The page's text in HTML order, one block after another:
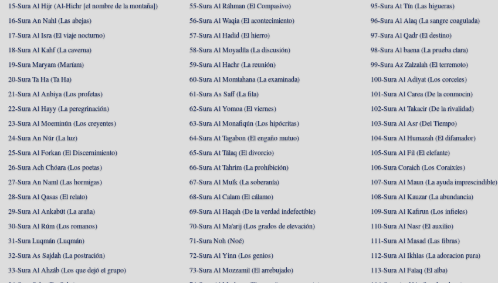
15-Sura Al Hijr (Al-Hichr [el nombre de la montaña])
16-Sura An Nahl (Las abejas)
17-Sura Al Isra (El viaje nocturno)
18-Sura Al Kahf (La caverna)
19-Sura Maryam (Maríam)
20-Sura Ta Ha (Ta Ha)
21-Sura Al Anbiya (Los profetas)
22-Sura Al Hayy (La peregrinación)
23-Sura Al Moeminún (Los creyentes)
24-Sura An Núr (La luz)
25-Sura Al Forkan (El Discernimiento)
26-Sura Ach Chóara (Los poetas)
27-Sura An Naml (Las hormigas)
28-Sura Al Qasas (El relato)
29-Sura Al Ankabút (La araña)
30-Sura Al Rúm (Los romanos)
31-Sura Luqmán (Luqmán)
32-Sura As Sajdah (La postración)
33-Sura Al Ahzáb (Los que dejó el grupo)
55-Sura Al Ráhman (El Compasivo)
56-Sura Al Waqia (El acontecimiento)
57-Sura Al Hadid (El hierro)
58-Sura Al Moyadíla (La discusión)
59-Sura Al Hachr (La reunión)
60-Sura Al Momtahana (La examinada)
61-Sura As Saff (La fila)
62-Sura Al Yomoa (El viernes)
63-Sura Al Monafiqún (Los hipócritas)
64-Sura At Tagabon (El engaño mutuo)
65-Sura At Tálaq (El divorcio)
66-Sura At Tahrim (La prohibición)
67-Sura Al Mulk (La soberanía)
68-Sura Al Calam (El cálamo)
69-Sura Al Haqah (De la verdad indefectible)
70-Sura Al Ma'arij (Los grados de elevación)
71-Sura Noh (Noé)
72-Sura Al Yinn (Los genios)
73-Sura Al Mozzamil (El arrebujado)
95-Sura At Tín (Las higueras)
96-Sura Al Alaq (La sangre coagulada)
97-Sura Al Qadr (El destino)
98-Sura Al baena (La prueba clara)
99-Sura Az Zalzalah (El terremoto)
100-Sura Al Adiyat (Los corceles)
101-Sura Al Carea (De la conmocin)
102-Sura At Takacir (De la rivalidad)
103-Sura Al Asr (Del Tiempo)
104-Sura Al Humazah (El difamador)
105-Sura Al Fil (El elefante)
106-Sura Coraich (Los Coraixíes)
107-Sura Al Maun (La ayuda imprescindible)
108-Sura Al Kauzar (La abundancia)
109-Sura Al Kafirun (Los infieles)
110-Sura Al Nasr (El auxilio)
111-Sura Al Masad (Las fibras)
112-Sura Al Ikhlas (La adoracion pura)
113-Sura Al Falaq (El alba)